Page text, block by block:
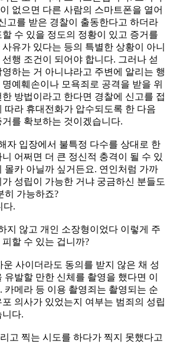
없으면 다른 사람의 스마트폰을 열어
고를 받은 경찰이 출동한다고 하더라
수 있을 정도의 정황이 있고 증거를
유가 있다는 등의 특별한 상황이 아니
행 조건이 되어야 합니다. 그러나 섣
하는 거 아니냐라고 주변에 알리는 행
예훼손이나 모욕죄로 공격을 받을 위
방법이라고 한다면 경찰에 신고를 접
따라 휴대전화가 압수되도록 한 다음
를 확보하는 것이겠습니다.
자 입장에서 불특정 다수를 상대로 한
어쩌면 더 큰 정신적 충격이 될 수 있
몰카 아닐까 싶거든요. 연인처럼 가까
성립이 가능한 거냐 궁금하신 분들도
히 가능하죠?
다.
지 않고 개인 소장형이었다 이렇게 주
할 수 있는 겁니까?
사이더라도 동의를 받지 않은 채 성
발할 만한 신체를 촬영을 했다면 이
카메라 등 이용 촬영죄는 촬영되는 순
의사가 있었는지 여부는 범죄의 성립
다.
고 찍는 시도를 하다가 찍지 못했다고